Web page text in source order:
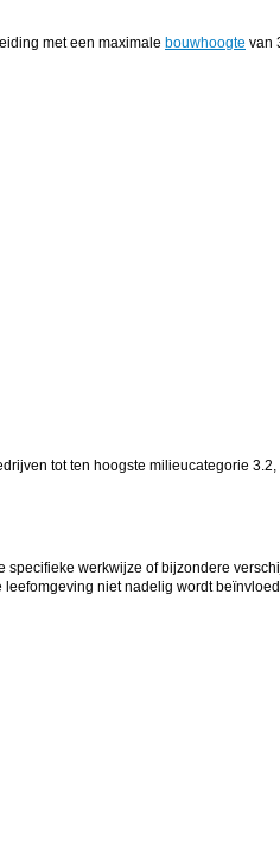
met een maximale bouwhoogte van
tot ten hoogste milieucategorie 3.2,
werkwijze of bijzondere
niet nadelig wordt